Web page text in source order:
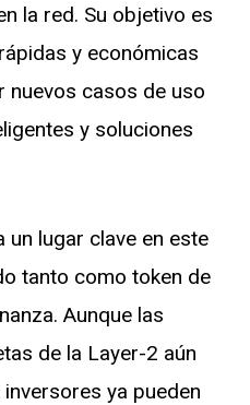
la red. Su objetivo es
y económicas
nuevos casos de uso
y soluciones
un lugar clave en este
tanto como token de
Aunque las
de la Layer-2 aún
ya pueden